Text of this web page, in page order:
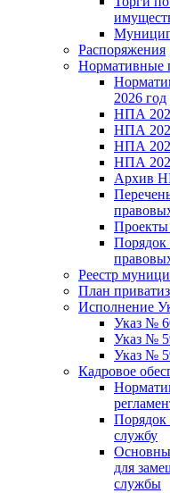
Распоряжения
Нормативные
2026 год
НПА
НПА
НПА
НПА
Архив
Порядок
Реестр
План
Исполнение
Указ №
Указ №
Указ №
Кадровое
Порядок
службу
для
службы